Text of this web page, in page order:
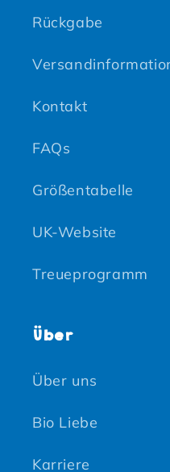
Rückgabe
Kontakt
FAQs
Größentabelle
UK-Website
Treueprogramm
Über
Über uns
Bio Liebe
Karriere